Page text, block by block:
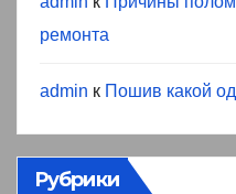
ремонта
admin к Пошив какой
Рубрики